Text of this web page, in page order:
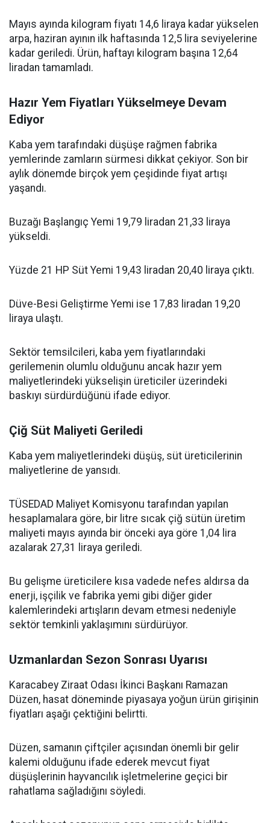
Mayıs ayında kilogram fiyatı 14,6 liraya kadar yükselen
arpa, haziran ayının ilk haftasında 12,5 lira seviyelerine
kadar geriledi. Ürün, haftayı kilogram başına 12,64
liradan tamamladı.
Hazır Yem Fiyatları Yükselmeye Devam
Ediyor
Kaba yem tarafındaki düşüşe rağmen fabrika
yemlerinde zamların sürmesi dikkat çekiyor. Son bir
aylık dönemde birçok yem çeşidinde fiyat artışı
yaşandı.
Buzağı Başlangıç Yemi 19,79 liradan 21,33 liraya
yükseldi.
Yüzde 21 HP Süt Yemi 19,43 liradan 20,40 liraya çıktı.
Düve-Besi Geliştirme Yemi ise 17,83 liradan 19,20
liraya ulaştı.
Sektör temsilcileri, kaba yem fiyatlarındaki
gerilemenin olumlu olduğunu ancak hazır yem
maliyetlerindeki yükselişin üreticiler üzerindeki
baskıyı sürdürdüğünü ifade ediyor.
Çiğ Süt Maliyeti Geriledi
Kaba yem maliyetlerindeki düşüş, süt üreticilerinin
maliyetlerine de yansıdı.
TÜSEDAD Maliyet Komisyonu tarafından yapılan
hesaplamalara göre, bir litre sıcak çiğ sütün üretim
maliyeti mayıs ayında bir önceki aya göre 1,04 lira
azalarak 27,31 liraya geriledi.
Bu gelişme üreticilere kısa vadede nefes aldırsa da
enerji, işçilik ve fabrika yemi gibi diğer gider
kalemlerindeki artışların devam etmesi nedeniyle
sektör temkinli yaklaşımını sürdürüyor.
Uzmanlardan Sezon Sonrası Uyarısı
Karacabey Ziraat Odası İkinci Başkanı Ramazan
Düzen, hasat döneminde piyasaya yoğun ürün girişinin
fiyatları aşağı çektiğini belirtti.
Düzen, samanın çiftçiler açısından önemli bir gelir
kalemi olduğunu ifade ederek mevcut fiyat
düşüşlerinin hayvancılık işletmelerine geçici bir
rahatlama sağladığını söyledi.